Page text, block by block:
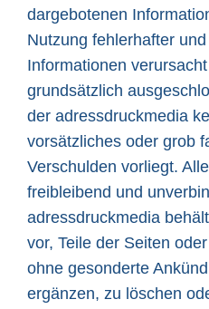
dargebotenen
Nutzung fehlerhafter
Informationen
grundsätzlich
der adressdruckmedia
vorsätzliches oder grob
Verschulden vorliegt.
freibleibend und
adressdruckmedia
vor, Teile der Seiten
ohne gesonderte
ergänzen, zu löschen